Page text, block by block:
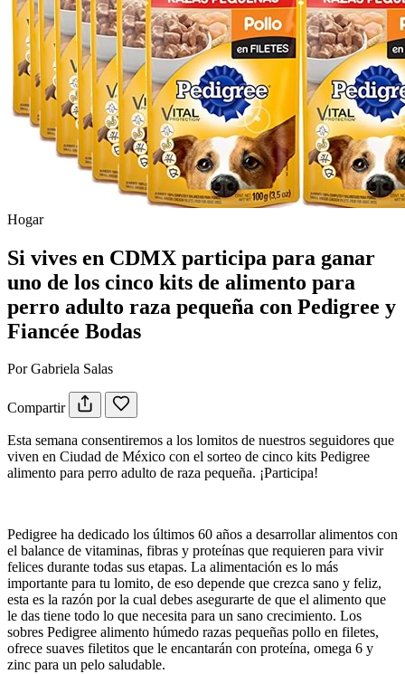
Hogar
Si vives en CDMX participa para ganar
uno de los cinco kits de alimento para
perro adulto raza pequeña con Pedigree y
Fiancée Bodas
Por Gabriela Salas
Compartir
Esta semana consentiremos a los lomitos de nuestros seguidores que
viven en Ciudad de México con el sorteo de cinco kits Pedigree
alimento para perro adulto de raza pequeña. ¡Participa!
Pedigree ha dedicado los últimos 60 años a desarrollar alimentos con
el balance de vitaminas, fibras y proteínas que requieren para vivir
felices durante todas sus etapas. La alimentación es lo más
importante para tu lomito, de eso depende que crezca sano y feliz,
esta es la razón por la cual debes asegurarte de que el alimento que
le das tiene todo lo que necesita para un sano crecimiento. Los
sobres Pedigree alimento húmedo razas pequeñas pollo en filetes,
ofrece suaves filetitos que le encantarán con proteína, omega 6 y
zinc para un pelo saludable.